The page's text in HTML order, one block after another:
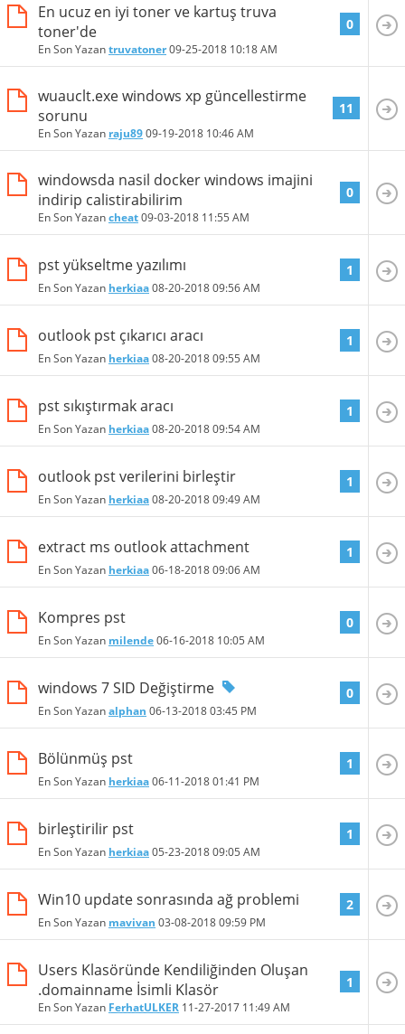
En ucuz en iyi toner ve kartuş truva
toner'de
En Son Yazantruvatoner09-25-2018 10:18 AM
0
wuauclt.exe windows xp güncellestirme
sorunu
En Son Yazan raju8909-19-2018 10:46 AM
11
windowsda nasil docker windows imajini
indirip calistirabilirim
En Son Yazancheat09-03-2018 11:55 AM
0
pst yükseltme yazılımı
En Son Yazan herkiaa08-20-201809:56 AM
1
outlook pst çıkarıcı aracı
En Son Yazan herkiaa08-20-201809:55 AM
1
pst sıkıştırmak aracı
En Son Yazan herkiaa08-20-201809:54 AM
1
outlook pst verilerini birleştir
En Son Yazan herkiaa08-20-201809:49 AM
1
extract ms outlook attachment
En Son Yazan herkiaa06-18-201809:06 AM
1
Kompres pst
En Son Yazan milende06-16-2018 10:05 AM
0
windows 7 SID Değiştirme
En Son Yazanalphan 06-13-201803:45 PM
0
Bölünmüş pst
En Son Yazan herkiaa06-11-201801:41 PM
1
birleştirilir pst
En Son Yazan herkiaa05-23-201809:05 AM
1
Win10 update sonrasında ağ problemi
En Son Yazan mavivan 03-08-201809:59 PM
2
Users Klasöründe Kendiliğinden Oluşan
.domainname İsimli Klasör
En Son Yazan FerhatULKER 11-27-2017 11:49 AM
1